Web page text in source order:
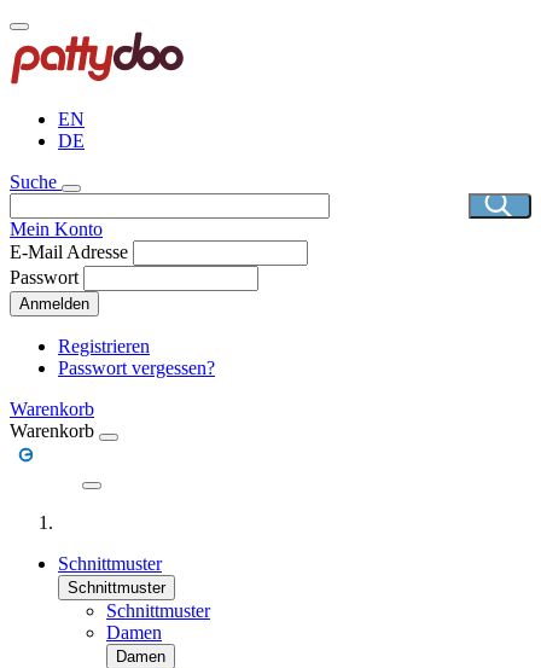
Direkt
zum
Inhalt
EN
DE
Suche
Mein Konto
E-Mail Adresse
Passwort
Anmelden
Registrieren
Passwort vergessen?
Warenkorb
Warenkorb
Schnittmuster
Schnittmuster
Schnittmuster
Damen
Damen